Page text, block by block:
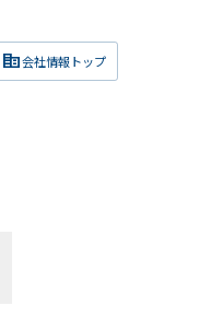
corporate_fare会社情報トップ